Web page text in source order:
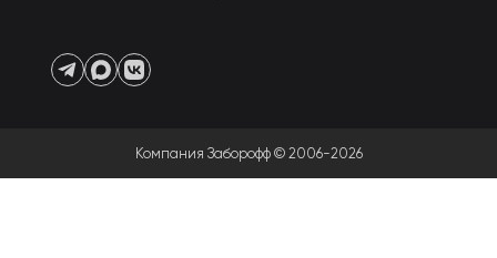
Компания Заборофф © 2006-2026